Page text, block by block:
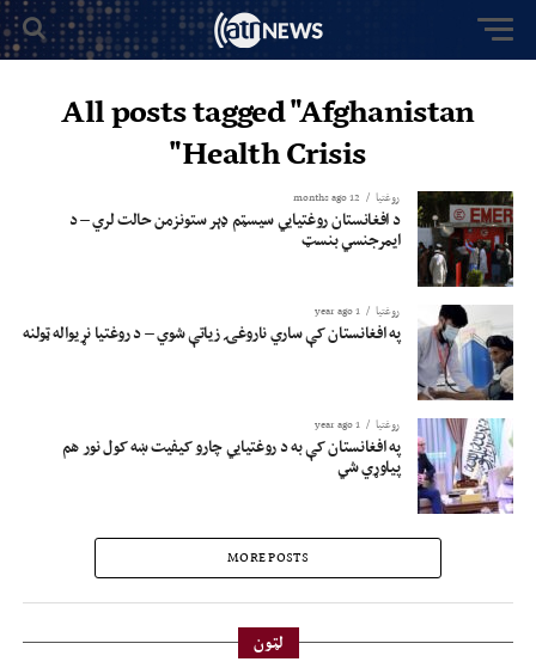
All posts tagged "Afghanistan
Health Crisis"
روغتيا 12 months ago
د افغانستان روغتیايي سیسټم ډېر ستونزمن حالت لري – د
ایمرجنسي بنسټ
روغتيا 1 year ago
په افغانستان کې ساري ناروغۍ زیاتې شوي – د روغتیا نړیواله ټولنه
روغتيا 1 year ago
په افغانستان کې به د روغتیايي چارو کیفیت ښه کول نور هم
پیاوړي شي
MORE POSTS
لټون